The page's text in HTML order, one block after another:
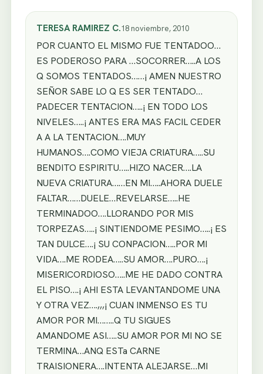
TERESA RAMIREZ C.18 noviembre, 2010
POR CUANTO EL MISMO FUE TENTADOO…
ES PODEROSO PARA …SOCORRER…..A LOS
Q SOMOS TENTADOS……¡ AMEN NUESTRO
SEÑOR SABE LO Q ES SER TENTADO…
PADECER TENTACION…..¡ EN TODO LOS
NIVELES…..¡ ANTES ERA MAS FACIL CEDER
A A LA TENTACION….MUY
HUMANOS….COMO VIEJA CRIATURA…..SU
BENDITO ESPIRITU…..HIZO NACER….LA
NUEVA CRIATURA……EN MI…..AHORA DUELE
FALTAR……DUELE…REVELARSE…..HE
TERMINADOO….LLORANDO POR MIS
TORPEZAS…..¡ SINTIENDOME PESIMO…..¡ ES
TAN DULCE….¡ SU CONPACION…..POR MI
VIDA….ME RODEA…..SU AMOR….PURO….¡
MISERICORDIOSO…..ME HE DADO CONTRA
EL PISO….¡ AHI ESTA LEVANTANDOME UNA
Y OTRA VEZ….,,,¡ CUAN INMENSO ES TU
AMOR POR MI……..Q TU SIGUES
AMANDOME ASI…..SU AMOR POR MI NO SE
TERMINA…ANQ ESTa CARNE
TRAISIONERA….INTENTA ALEJARSE…MI